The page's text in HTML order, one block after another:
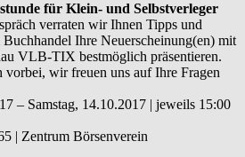
für Klein- und Selbstverleger
verraten wir Ihnen Tipps und
Ihre Neuerscheinung(en) mit
VLB-TIX bestmöglich präsentieren.
vorbei, wir freuen uns auf Ihre Fragen
– Samstag, 14.10.2017 | jeweils 15:00
| Zentrum Börsenverein